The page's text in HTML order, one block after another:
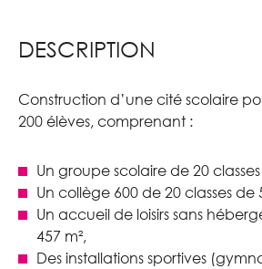
DESCRIPTION
Construction d’une cité scolaire
200 élèves, comprenant :
Un groupe scolaire de 20
Un collège 600 de 20 classes de
Un accueil de loisirs sans
457 m²,
Des installations sportives